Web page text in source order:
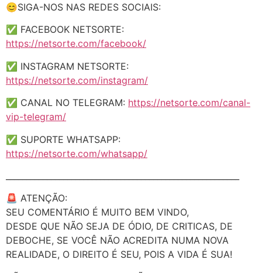
😊SIGA-NOS NAS REDES SOCIAIS:
✅ FACEBOOK NETSORTE:
https://netsorte.com/facebook/
✅ INSTAGRAM NETSORTE:
https://netsorte.com/instagram/
✅ CANAL NO TELEGRAM: https://netsorte.com/canal-
vip-telegram/
✅ SUPORTE WHATSAPP:
https://netsorte.com/whatsapp/
🚨 ATENÇÃO:
SEU COMENTÁRIO É MUITO BEM VINDO,
DESDE QUE NÃO SEJA DE ÓDIO, DE CRITICAS, DE
DEBOCHE, SE VOCÊ NÃO ACREDITA NUMA NOVA
REALIDADE, O DIREITO É SEU, POIS A VIDA É SUA!